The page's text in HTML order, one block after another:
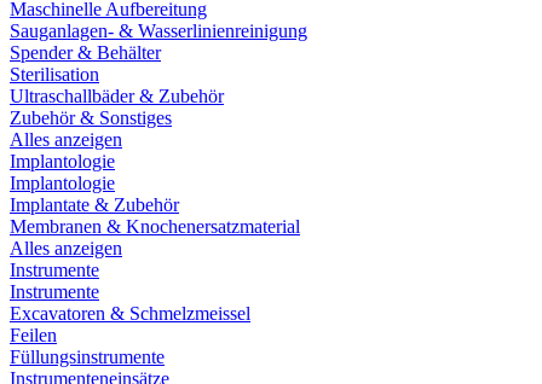
Maschinelle Aufbereitung
Sauganlagen- & Wasserlinienreinigung
Spender & Behälter
Sterilisation
Ultraschallbäder & Zubehör
Zubehör & Sonstiges
Alles anzeigen
Implantologie
Implantologie
Implantate & Zubehör
Membranen & Knochenersatzmaterial
Alles anzeigen
Instrumente
Instrumente
Excavatoren & Schmelzmeissel
Feilen
Füllungsinstrumente
Instrumenteneinsätze